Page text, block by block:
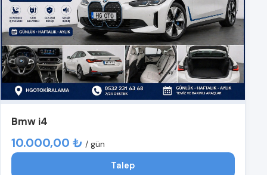
Bmw i4
10.000,00 ₺ / gün
Talep